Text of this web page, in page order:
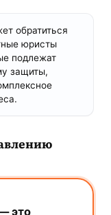
обратиться
юристы
подлежат
защиты,
это